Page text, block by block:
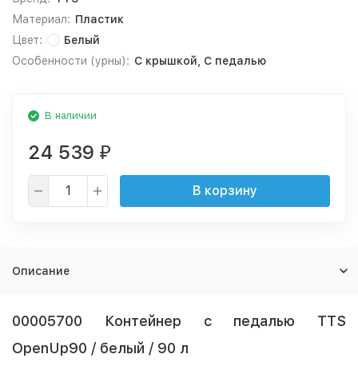
Материал: Пластик
Цвет:
Белый
Особенности (урны): С крышкой, С педалью
В наличии
24 539 ₽
В корзину
Описание
00005700 Контейнер с педалью TTS
OpenUp90 / белый / 90 л